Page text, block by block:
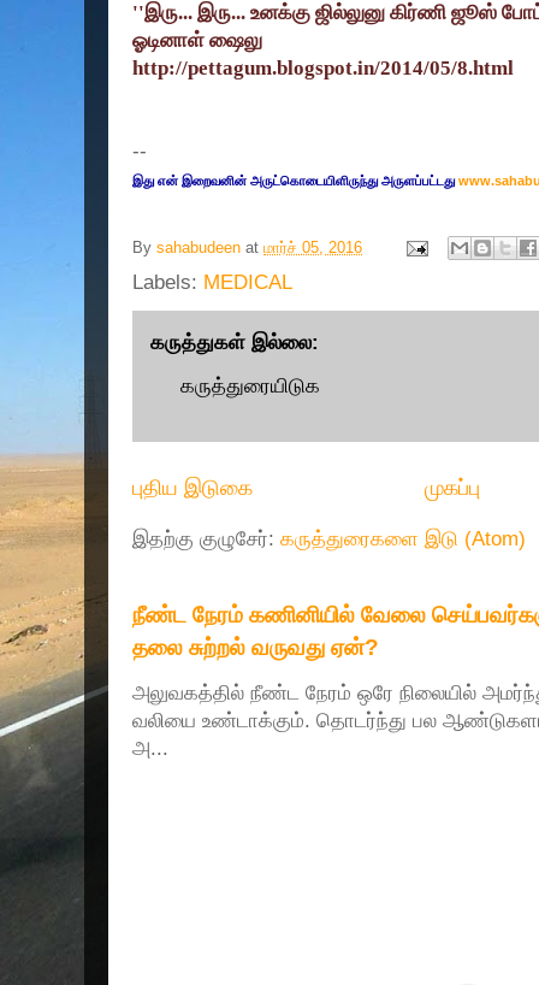
''இரு... இரு... உனக்கு ஜில்லுனு கிர்ணி ஜூஸ்
ஓடினாள் ஷைலு
http://pettagum.blogspot.in/2014/05/8.html
--
இது என் இறைவனின் அருட்கொடையிளிருந்து அருளப்பட்டது
By sahabudeen at மார்ச் 05, 2016
Labels: MEDICAL
கருத்துகள் இல்லை:
கருத்துரையிடுக
புதிய இடுகை முகப்பு
இதற்கு குழுசேர்: கருத்துரைகளை இடு (Atom)
நீண்ட நேரம் கணினியில் வேலை
தலை சுற்றல் வருவது ஏன்?
அலுவகத்தில் நீண்ட நேரம் ஒரே நிலையில்
வலியை உண்டாக்கும். தொடர்ந்து பல
அ...